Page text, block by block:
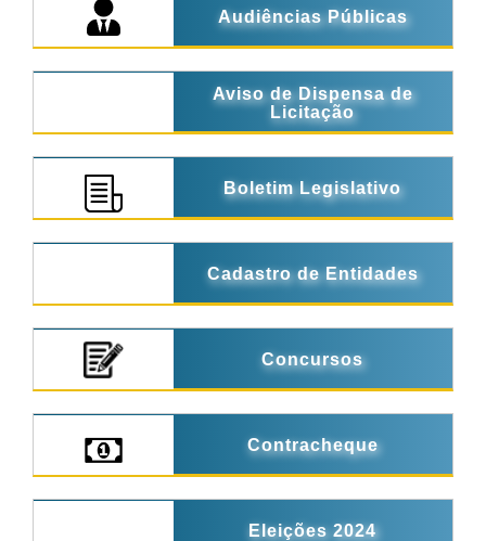
Audiências Públicas
Aviso de Dispensa de
Licitação
Boletim Legislativo
Cadastro de Entidades
Concursos
Contracheque
Eleições 2024